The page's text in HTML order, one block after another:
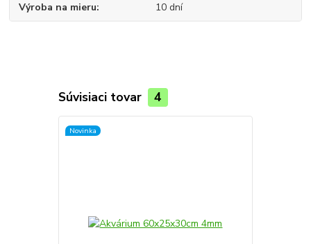
Výroba na mieru 10 dní
Súvisiaci tovar 4
Novinka